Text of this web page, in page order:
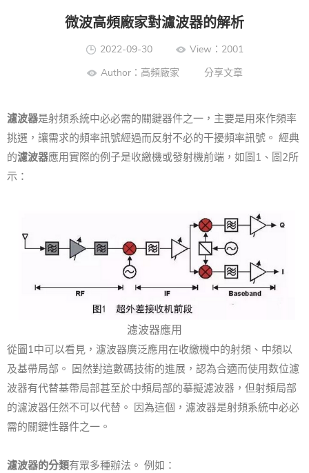
微波高頻廠家對濾波器的解析
2022-09-30
View：2001
Author：高頻廠家 分享文章
濾波器是射頻系統中必必需的關鍵器件之一，主要是用來作頻率
挑選，讓需求的頻率訊號經過而反射不必的干擾頻率訊號。 經典
的濾波器應用實際的例子是收繳機或發射機前端，如圖1、圖2所
示：
濾波器應用
從圖1中可以看見，濾波器廣泛應用在收繳機中的射頻、中頻以
及基帶局部。 固然對這數碼技術的進展，認為合適而使用数位濾
波器有代替基帶局部甚至於中頻局部的摹擬濾波器，但射頻局部
的濾波器任然不可以代替。 因為這個，濾波器是射頻系統中必必
需的關鍵性器件之一。
濾波器的分類有眾多種辦法。 例如：